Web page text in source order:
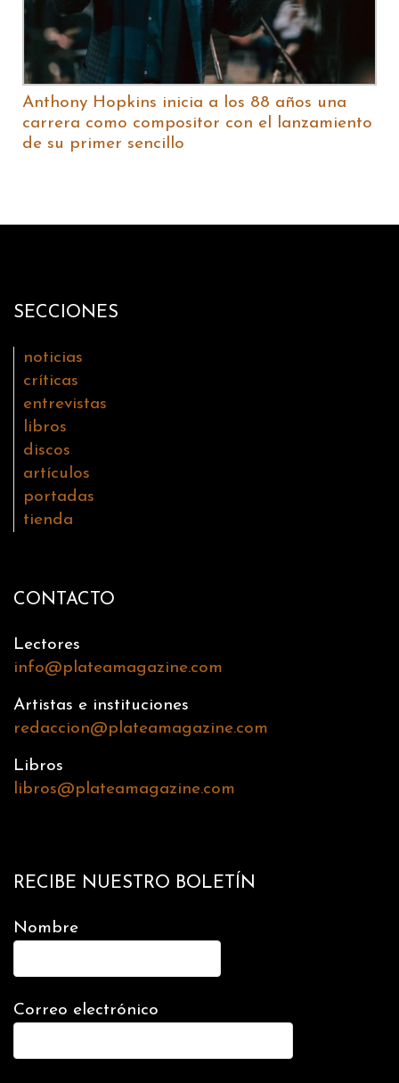
Anthony Hopkins inicia a los 88 años una
carrera como compositor con el lanzamiento
de su primer sencillo
SECCIONES
noticias
críticas
entrevistas
libros
discos
artículos
portadas
tienda
CONTACTO
Lectores
info@plateamagazine.com
Artistas e instituciones
redaccion@plateamagazine.com
Libros
libros@plateamagazine.com
RECIBE NUESTRO BOLETÍN
Nombre
Correo electrónico